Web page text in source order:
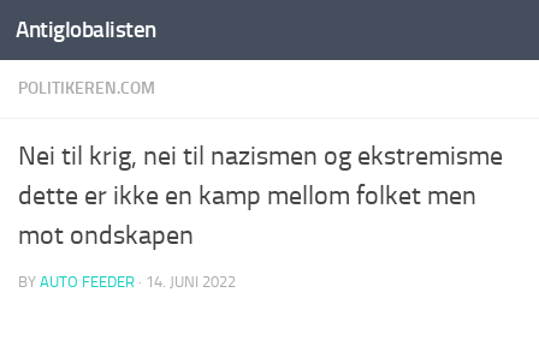
Antiglobalisten
POLITIKEREN.COM
Nei til krig, nei til nazismen og ekstremisme
dette er ikke en kamp mellom folket men
mot ondskapen
BY AUTO FEEDER · 14. JUNI 2022